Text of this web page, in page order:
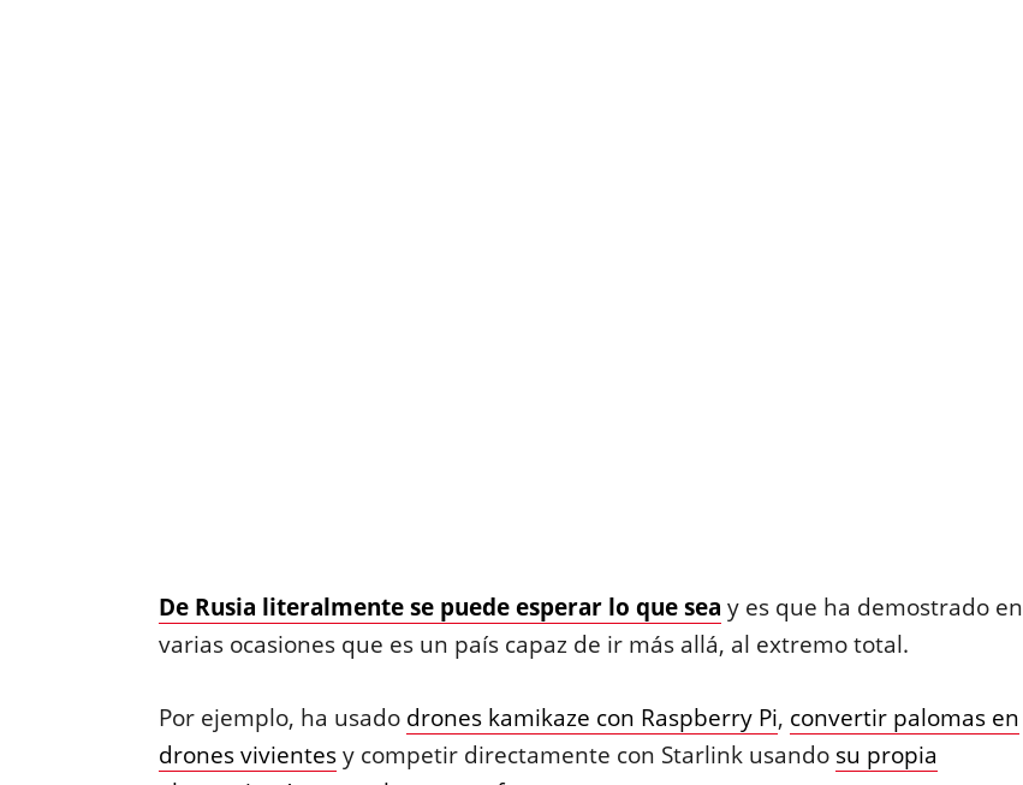
De Rusia literalmente se puede esperar lo que sea y es que ha demostrado en
varias ocasiones que es un país capaz de ir más allá, al extremo total.
Por ejemplo, ha usado drones kamikaze con Raspberry Pi, convertir palomas en
drones vivientesy competir directamente con Starlink usando su propia